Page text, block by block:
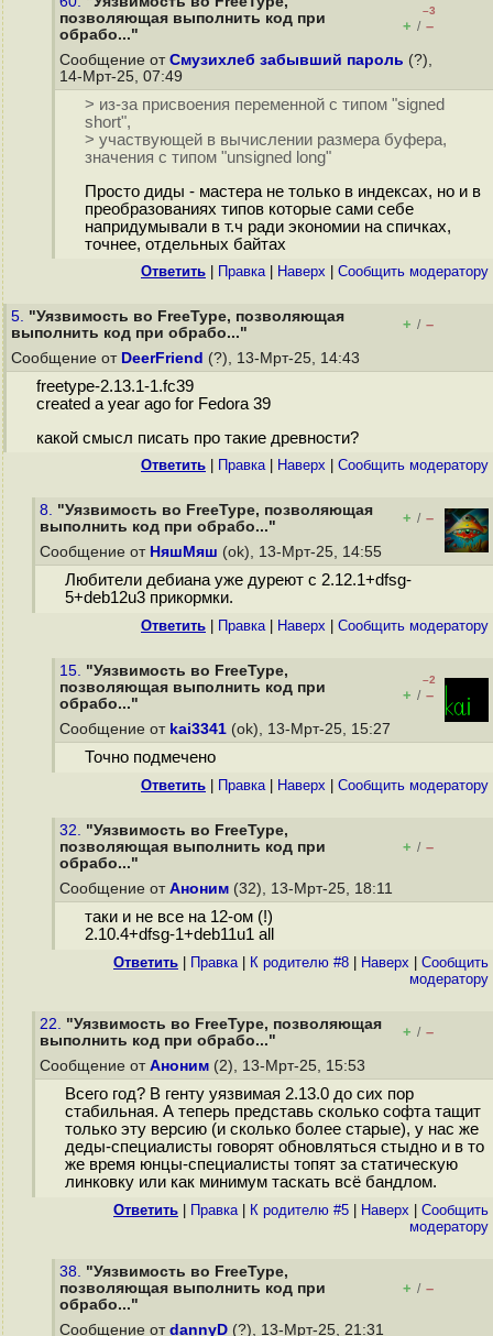
позволяющая выполнить код при
обрабо..."
–3
+ / –
Сообщение от Смузихлеб забывший пароль (?),
14-Мрт-25, 07:49
> из-за присвоения переменной с типом "signed
short",
> участвующей в вычислении размера буфера,
значения с типом "unsigned long"
Просто диды - мастера не только в индексах, но и в
преобразованиях типов которые сами себе
напридумывали в т.ч ради экономии на спичках,
точнее, отдельных байтах
Ответить Правка| Наверх Cообщить модератору
5. "Уязвимость во FreeType, позволяющая
выполнить код при обрабо..."
+ / –
Сообщение от DeerFriend (?), 13-Мрт-25, 14:43
freetype-2.13.1-1.fc39
created a year ago for Fedora 39
какой смысл писать про такие древности?
Ответить Правка| Наверх Cообщить модератору
8. "Уязвимость во FreeType, позволяющая
выполнить код при обрабо..."
+ / –
Сообщение от НяшМяш (ok), 13-Мрт-25, 14:55
Любители дебиана уже дуреют с 2.12.1+dfsg-
5+deb12u3 прикормки.
Ответить Правка| Наверх Cообщить модератору
15. "Уязвимость во FreeType,
позволяющая выполнить код при
обрабо..."
–2
+ / –
Сообщение от kai3341 (ok), 13-Мрт-25, 15:27
Точно подмечено
Ответить Правка| Наверх Cообщить модератору
32. "Уязвимость во FreeType,
позволяющая выполнить код при
обрабо..."
+ / –
Сообщение от Аноним (32), 13-Мрт-25, 18:11
таки и не все на 12-ом (!)
2.10.4+dfsg-1+deb11u1 all
Ответить Правка| К родителю #8 Наверх
Cообщить
модератору
22. "Уязвимость во FreeType, позволяющая
выполнить код при обрабо..."
+ / –
Сообщение от Аноним (2), 13-Мрт-25, 15:53
Всего год? В генту уязвимая 2.13.0 до сих пор
стабильная. А теперь представь сколько софта тащит
только эту версию (и сколько более старые), у нас же
деды-специалисты говорят обновляться стыдно и в то
же время юнцы-специалисты топят за статическую
линковку или как минимум таскать всё бандлом.
Ответить Правка| К родителю #5 Наверх
Cообщить
модератору
38. "Уязвимость во FreeType,
позволяющая выполнить код при
обрабо..."
+ / –
Сообщение от dannyD (?), 13-Мрт-25, 21:31